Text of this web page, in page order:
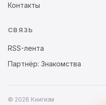
Контакты
СВЯЗЬ
RSS-лента
Партнёр: Знакомства
© 2026 Книгизм